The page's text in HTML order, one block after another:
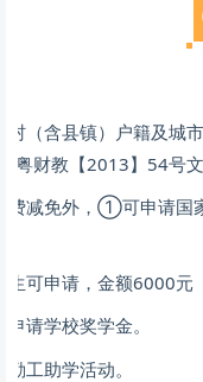
村（含县镇）户籍及城
粤财教【2013】54号文
费减免外，①可申请
生可申请，金额6000
请学校奖学金。
工助学活动。